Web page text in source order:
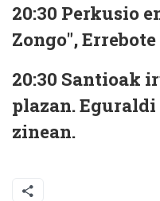
20:30 Perkusio
Zongo",
20:30 Santioak
plazan.
zinean.